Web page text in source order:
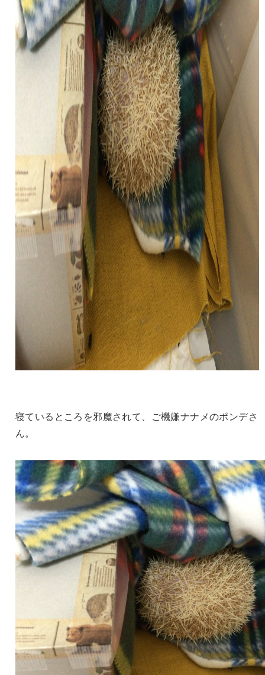
寝ているところを邪魔されて、ご機嫌ナナメのポンデさ
ん。